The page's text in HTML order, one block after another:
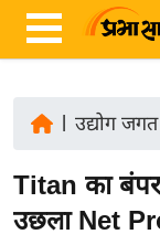
ज़ा
ख
उद्योग जगत
Titan का
उछला Net